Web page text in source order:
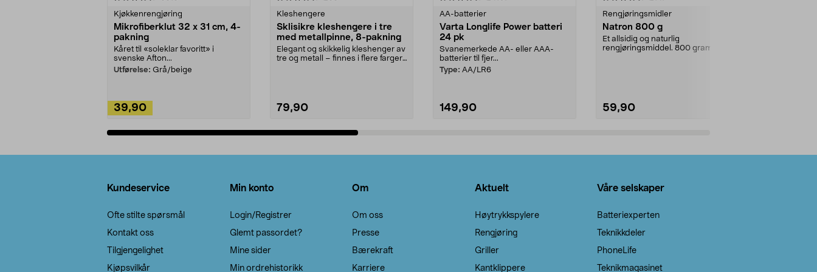
Kjøkkenrengjøring
Mikrofiberklut 32 x 31 cm, 4-
pakning
Kåret til «soleklar favoritt» i
svenske Afton...
Utførelse: Grå/beige
39,90
Kleshengere
Sklisikre kleshengere i tre
med metallpinne, 8-pakning
Elegant og skikkelig kleshenger av
tre og metall – finnes i flere farger.
79,90
AA-batterier
Varta Longlife Power batteri
24 pk
Svanemerkede AA- eller AAA-
batterier til fjer...
Type: AA/LR6
149,90
Rengjøringsmidler
Natron 800 g
Et allsidig og naturlig
rengjøringsmiddel. 800 gram
59,90
Kundeservice
Ofte stilte spørsmål
Kontakt oss
Tilgjengelighet
Kjøpsvilkår
Min konto
Login/Registrer
Glemt passordet?
Mine sider
Min ordrehistorikk
Om
Om oss
Presse
Bærekraft
Karriere
Aktuelt
Høytrykkspylere
Rengjøring
Griller
Kantklippere
Våre selskaper
Batteriexperten
Teknikkdeler
PhoneLife
Teknikmagasinet